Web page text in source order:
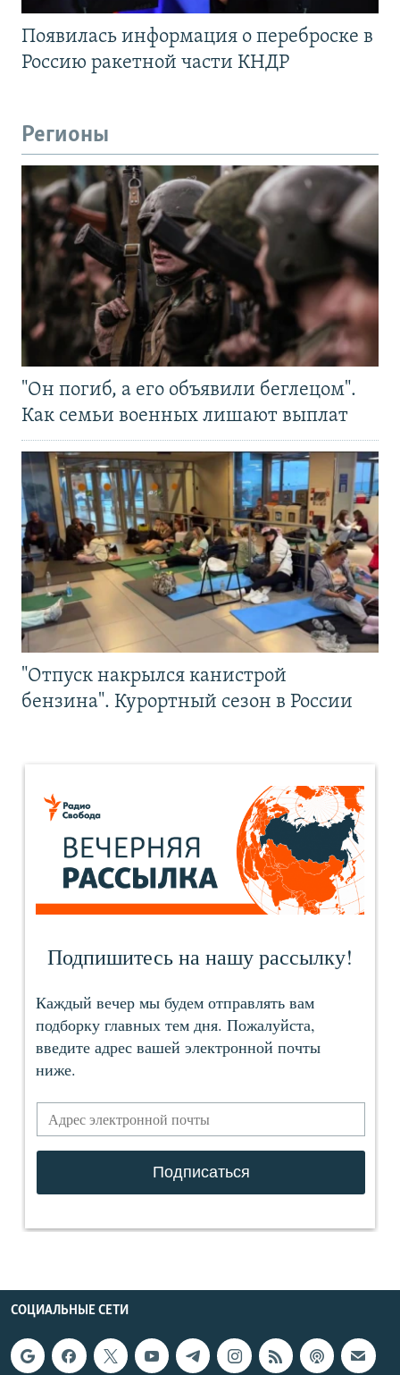
Появилась информация о переброске в
Россию ракетной части КНДР
Регионы
"Он погиб, а его объявили беглецом".
Как семьи военных лишают выплат
"Отпуск накрылся канистрой
бензина". Курортный сезон в России
СОЦИАЛЬНЫЕ СЕТИ